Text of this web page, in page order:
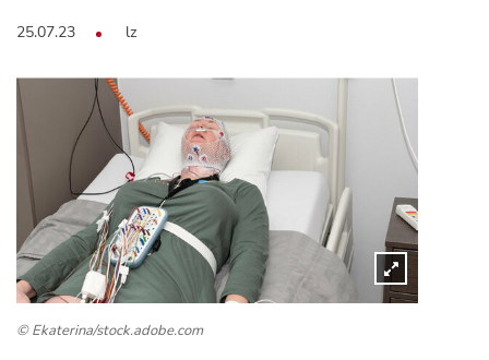
25.07.23 lz
© Ekaterina/stock.adobe.com